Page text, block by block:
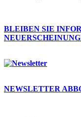
BLEIBEN SIE
NEWSLETTER